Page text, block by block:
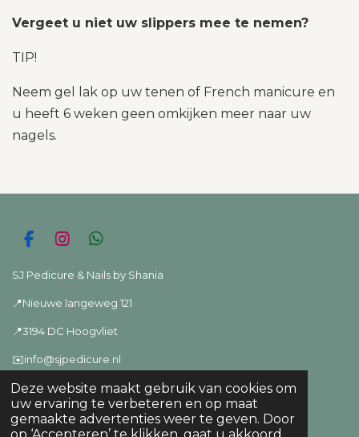
Deze website maakt gebruik van cookies om
uw ervaring te verbeteren en op maat
gemaakte advertenties weer te geven. Door
Vergeet u niet uw slippers mee te nemen?
TIP!
Neem gel lak op uw tenen of French manicure en
u heeft 6 weken geen omkijken meer naar uw
nagels.
F
c
b
o
k
I
s
a
r
a
m
W
a
s
p
SJ Pedicure & Nails by Shania
📍Nieuwe langeweg 121
📍3194 DC Hoogvliet
✉️info@sjpedicure.nl
📞06-22727473 📱ook bereikbaar via whatsapp
© 2024 - 2026 SJ Pedicure